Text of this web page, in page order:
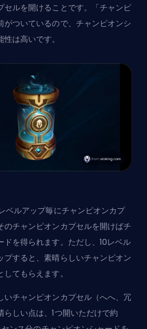
セルを開けることです。「チャンピ
がついているので、チャンピオンシ
は高いです。
ベルアップ毎にチャンピオンカプ
のチャンピオンカプセルを開けばチ
ドを得られます。ただし、10レベル
プすると、素晴らしいチャンピオン
てもらえます。
いチャンピオンカプセル（へへ、冗
らしい点は、1つ開いただけで約